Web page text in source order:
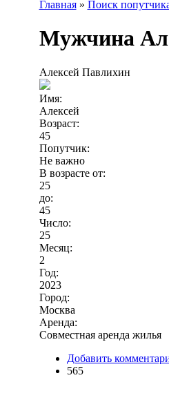
Главная » Поиск
Мужчина
Алексей Павлихин
Имя:
Алексей
Возраст:
45
Попутчик:
Не важно
В возрасте от:
25
до:
45
Число:
25
Месяц:
2
Год:
2023
Город:
Москва
Аренда:
Совместная аренда жилья
Добавить
565